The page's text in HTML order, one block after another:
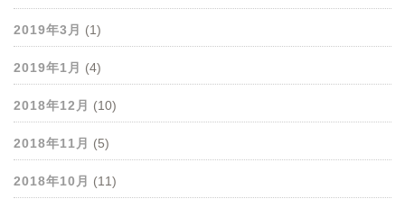
2019年3月 (1)
2019年1月 (4)
2018年12月 (10)
2018年11月 (5)
2018年10月 (11)